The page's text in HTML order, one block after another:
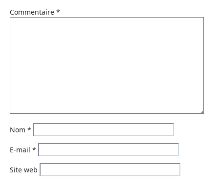
Commentaire *
Nom *
E-mail *
Site web